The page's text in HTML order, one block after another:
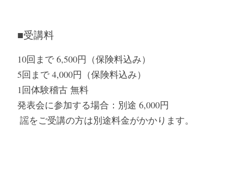
■受講料
10回まで 6,500円（保険料込み）
5回まで 4,000円（保険料込み）
1回体験稽古 無料
発表会に参加する場合：別途 6,000円
謡をご受講の方は別途料金がかかります。